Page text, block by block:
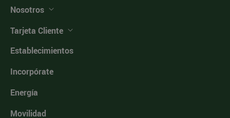
Nosotros
Tarjeta Cliente
Establecimientos
Incorpórate
Energía
Movilidad